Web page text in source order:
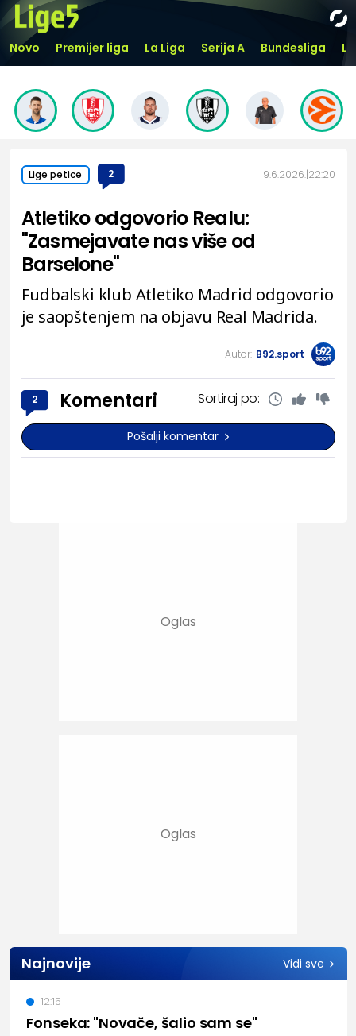
Novo Premijer liga La Liga Serija A Bundesliga
Lige petice 2 9.6.2026. 22:20
Atletiko odgovorio Realu:
"Zasmejavate nas više od
Barselone"
Fudbalski klub Atletiko Madrid odgovorio
je saopštenjem na objavu Real Madrida.
Autor: B92.sport
2 Komentari Sortiraj po:
Pošalji komentar
Najnovije Vidi sve
Fonseka: "Novače, šalio sam se"
12:15